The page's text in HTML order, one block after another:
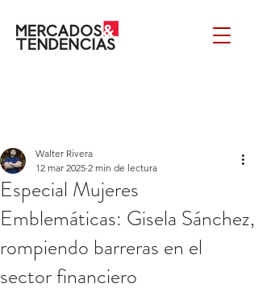
Especial Mujeres
Emblemáticas: Gisela Sánchez,
rompiendo barreras en el
sector financiero
Walter Rivera
12 mar 2025 2 min de lectura